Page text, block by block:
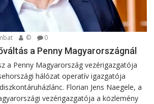
© 0
a Penny Magyarországnál
a Penny Magyarország vezérigazgatója
hálózat operatív igazgatója
Florian Jens Naegele, a
vezérigazgatója a közlemény